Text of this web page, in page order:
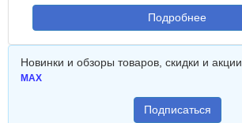
Подробнее
Новинки и обзоры товаров, скидки и
MAX
Подписаться